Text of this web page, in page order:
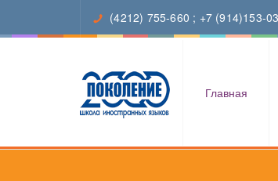
(4212) 755-660 ; +7 (914)153-
Главная